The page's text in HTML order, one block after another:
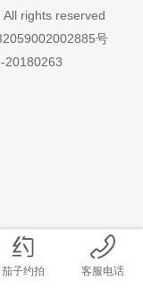
rights reserved
号
20180263
茄子约拍 客服电话